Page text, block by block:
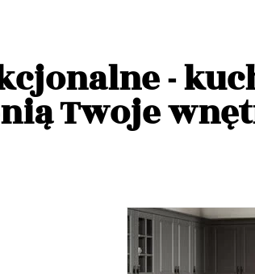
-
Twoje